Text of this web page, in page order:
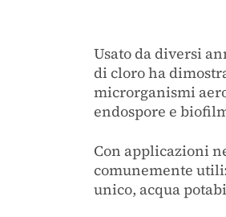
Usato da diversi
di cloro ha
microrganismi
endospore e
Con applicazioni
comunemente
unico, acqua